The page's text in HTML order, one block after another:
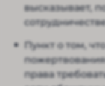
высказывает,
Пункт о том,
права